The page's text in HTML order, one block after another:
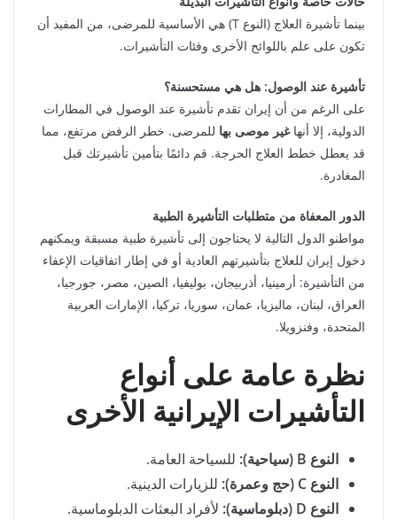
بينما تأشيرة العلاج (النوع T) هي الأساسية للمرضى، من المفيد أن
تكون على علم باللوائح الأخرى وفئات التأشيرات.
تأشيرة عند الوصول: هل هي مستحسنة؟
على الرغم من أن إيران تقدم تأشيرة عند الوصول في المطارات
الدولية، إلا أنهاغير موصى بها للمرضى. خطر الرفض مرتفع، مما
قد يعطل خطط العلاج الحرجة. قم دائمًا بتأمين تأشيرتك قبل
المغادرة.
الدور المعفاة من متطلبات التأشيرة الطبية
مواطنو الدول التالية لا يحتاجون إلى تأشيرة طبية مسبقة ويمكنهم
دخول إيران للعلاج بتأشيرتهم العادية أو في إطار اتفاقيات الإعفاء
من التأشيرة: أرمينيا، أذربيجان، بوليفيا، الصين، مصر، جورجيا،
العراق، لبنان، ماليزيا، عمان، سوريا، تركيا، الإمارات العربية
المتحدة، وفنزويلا.
نظرة عامة على أنواع
التأشيرات الإيرانية الأخرى
النوع B (سياحية):
للسياحة العامة.
النوع C (حج وعمرة):
للزيارات الدينية.
النوع D (دبلوماسية):
لأفراد البعثات الدبلوماسية.